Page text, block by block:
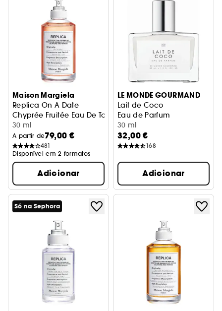
Maison Margiela
Replica On A Date
Chyprée Fruitée Eau De Toilette
30 ml
A partir de79,00 €
481
Disponível em 2 formatos
Adicionar
LE MONDE GOURMAND
Lait de Coco
Eau de Parfum
30 ml
32,00 €
168
Adicionar
Só na Sephora